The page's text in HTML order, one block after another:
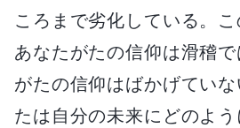
ころまで劣化している。こ
あなたがたの信仰は滑稽
がたの信仰はばかげてい
たは自分の未来にどのよ